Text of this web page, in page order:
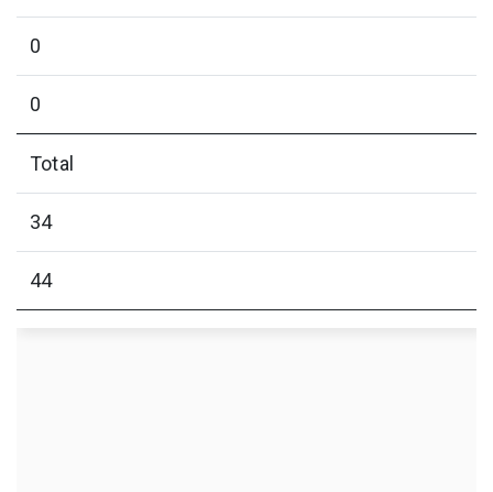
0
0
Total
34
44